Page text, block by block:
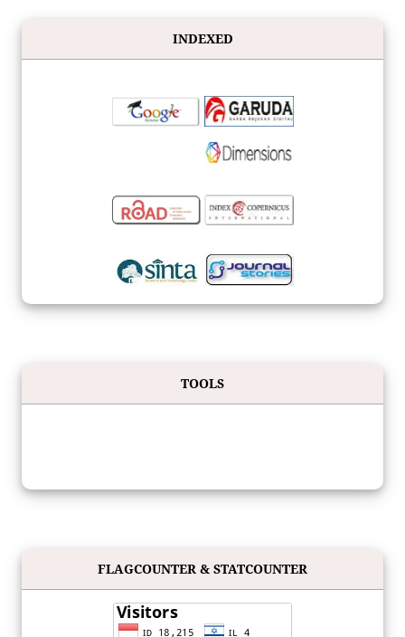
INDEXED
TOOLS
FLAGCOUNTER & STATCOUNTER